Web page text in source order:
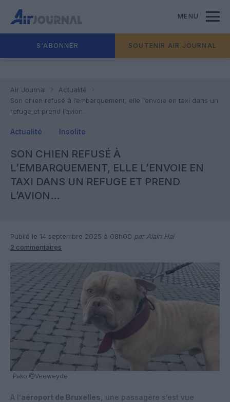
MENU
S'ABONNER SOUTENIR AIR JOURNAL
Air Journal
Actualité
Son chien refusé à l’embarquement, elle l’envoie en taxi dans un
refuge et prend l’avion…
Actualité Insolite
SON CHIEN REFUSÉ À
L’EMBARQUEMENT, ELLE L’ENVOIE EN
TAXI DANS UN REFUGE ET PREND
L’AVION…
Publié le 14 septembre 2025 à 08h00 par Alain Hai
2 commentaires
Pako @Veeweyde
A l’aéroport de Bruxelles,
une passagère s’est vue